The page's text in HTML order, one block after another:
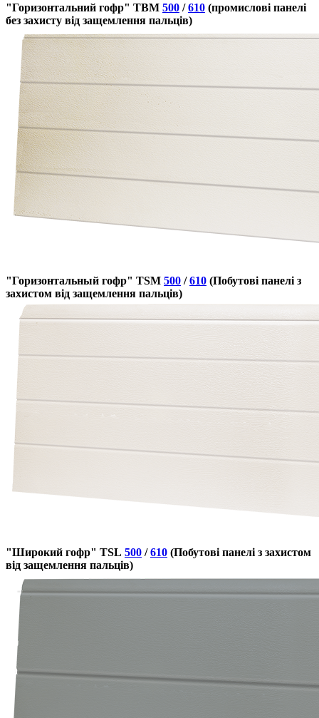
"Горизонтальний гофр" TBM 500 /610 (промислові панелі
без захисту від защемлення пальців)
"Горизонтальный гофр" TSM 500 /610 (Побутові панелі з
захистом від защемлення пальців)
"Широкий гофр" TSL 500 /610 (Побутові панелі з захистом
від защемлення пальців)